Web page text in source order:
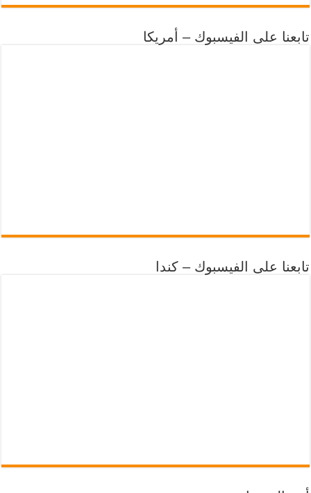
تابعنا على الفيسبوك – أمريكا
تابعنا على الفيسبوك – كندا